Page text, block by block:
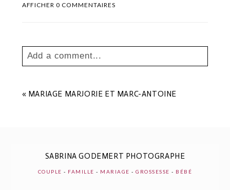
AFFICHER0 COMMENTAIRES
Add a comment...
Les champs marqués sont requis *
« MARIAGE MARJORIE ET MARC-ANTOINE
SABRINA GODEMERT PHOTOGRAPHE
COUPLE - FAMILLE - MARIAGE -GROSSESSE - BÉBÉ